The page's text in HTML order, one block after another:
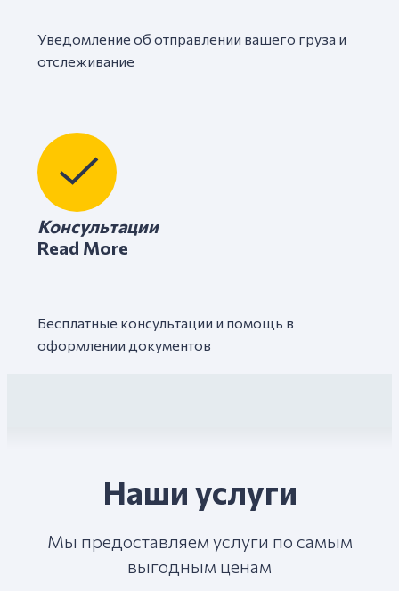
Уведомление об отправлении вашего груза и
отслеживание
Консультации
Read More
Бесплатные консультации и помощь в
оформлении документов
Наши услуги
Мы предоставляем услуги по самым
выгодным ценам